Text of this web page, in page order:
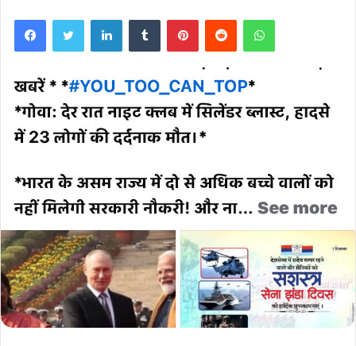
FacebookTwitter LinkedInTumblr PinterestReddit WhatsApp